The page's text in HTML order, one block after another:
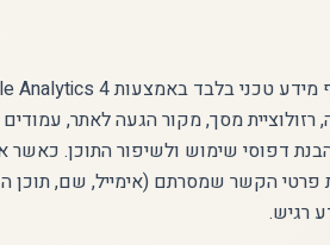
מסך, מקור הגעה לאתר,
דפוסי שימוש ולשיפור התוכן. כאשר
הקשר שמסרתם (אימייל, שם, תוכן
רגיש.